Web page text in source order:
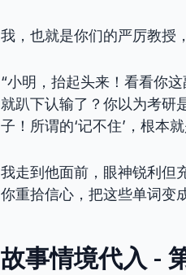
我，也就是你们的严厉教授
“小明，抬起头来！看看你
就趴下认输了？你以为考研
子！所谓的‘记不住’，根本
我走到他面前，眼神锐利但
你重拾信心，把这些单词变
故事情境代入 -